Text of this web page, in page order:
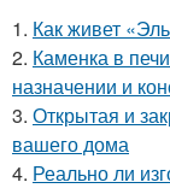
1. Как живет
2. Каменка в
назначении и
3. Открытая и
вашего дома
4. Реально ли